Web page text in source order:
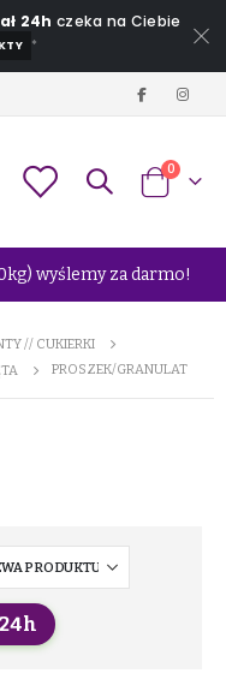
24h czeka na Ciebie
*
Koszyk
0
wyślemy za darmo!
// CUKIERKI
PROSZEK/GRANULAT